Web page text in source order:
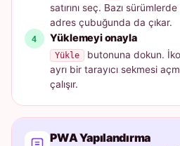
satırını seç. Bazı sürümlerde
adres çubuğunda da çıkar.
Yüklemeyi onayla
Yükle
butonuna dokun.
ayrı bir tarayıcı sekmesi
çalışır.
PWA Yapılandırma